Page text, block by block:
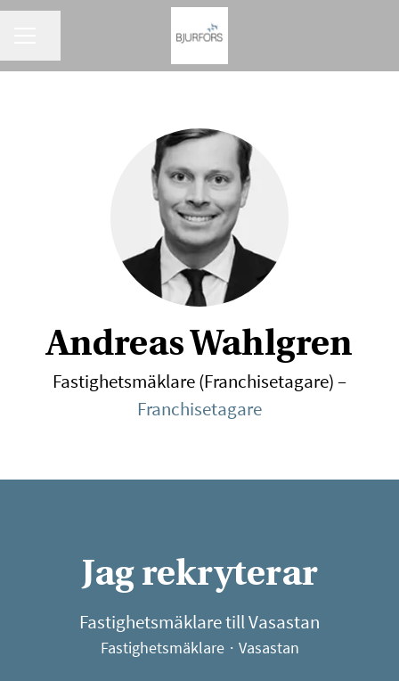
Andreas Wahlgren
Fastighetsmäklare (Franchisetagare) –
Franchisetagare
Jag rekryterar
Fastighetsmäklare till Vasastan
Fastighetsmäklare · Vasastan